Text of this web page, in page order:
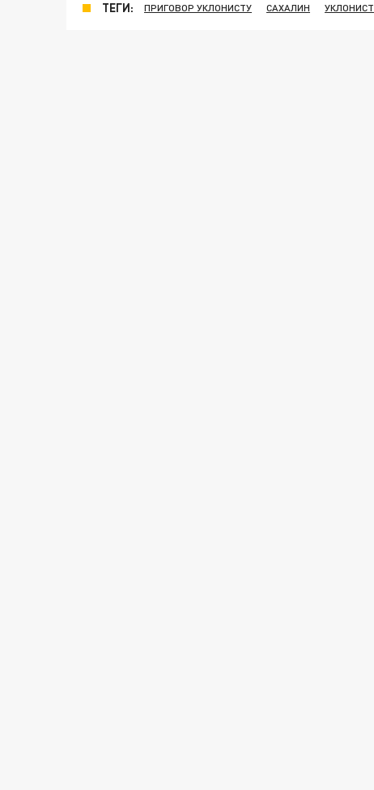
ТЕГИ: ПРИГОВОР УКЛОНИСТУ САХАЛИН УКЛОНИСТ